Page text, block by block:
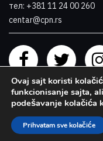
тел: +381 11 24 00 260
centar@cpn.rs
Ovaj sajt koristi
funkcionisanje sajta,
podešavanje kolačića
Prihvatam sve kolačiće